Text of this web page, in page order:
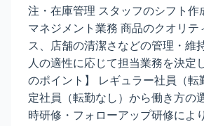
注・在庫管理 スタッフのシフト作
マネジメント業務 商品のクオリテ
ス、店舗の清潔さなどの管理・維
人の適性に応じて担当業務を決定
のポイント】 レギュラー社員（転
定社員（転勤なし）から働き方の
時研修・フォローアップ研修によ